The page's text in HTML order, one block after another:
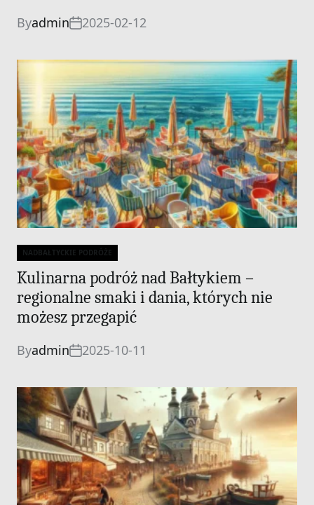
Byadmin 2025-02-12
Categories
NADBAŁTYCKIE PODRÓŻE
Kulinarna podróż nad Bałtykiem –
regionalne smaki i dania, których nie
możesz przegapić
Byadmin 2025-10-11